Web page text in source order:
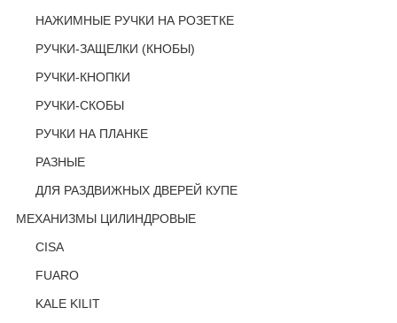
НАЖИМНЫЕ РУЧКИ НА РОЗЕТКЕ
РУЧКИ-ЗАЩЕЛКИ (КНОБЫ)
РУЧКИ-КНОПКИ
РУЧКИ-СКОБЫ
РУЧКИ НА ПЛАНКЕ
РАЗНЫЕ
ДЛЯ РАЗДВИЖНЫХ ДВЕРЕЙ КУПЕ
МЕХАНИЗМЫ ЦИЛИНДРОВЫЕ
CISA
FUARO
KALE KILIT